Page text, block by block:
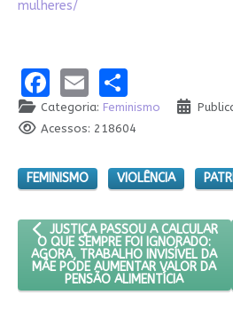
mulheres/
Facebook
EmailShare
Categoria: Feminismo
Acessos: 218604
FEMINISMO VIOLÊNCIA
ARTIGO ANTERIOR: JUSTIÇA
JUSTIÇA PASSOU A CALCULAR
O QUE SEMPRE FOI IGNORADO:
AGORA, TRABALHO INVISÍVEL DA
MÃE PODE AUMENTAR VALOR DA
PENSÃO ALIMENTÍCIA